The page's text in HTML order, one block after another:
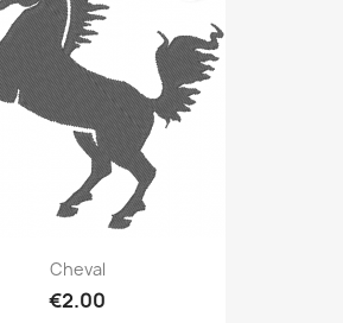
Cheval
€2.00